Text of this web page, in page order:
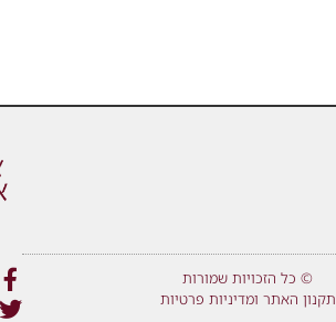
© כל הזכויות שמורות
תקנון האתר ומדיניות פרטיות